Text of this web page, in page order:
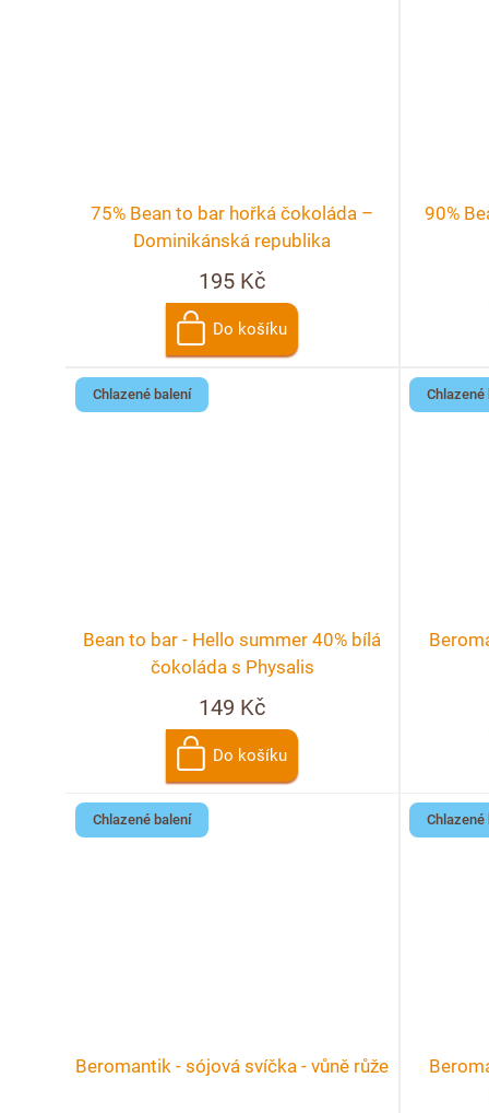
75% Bean to bar hořká čokoláda –
Dominikánská republika
195 Kč
Do košíku
90%
Chlazené balení
Bean to bar - Hello summer 40% bílá
čokoláda s Physalis
149 Kč
Do košíku
Chlazené
Chlazené balení
Beromantik - sójová svíčka - vůně růže
Chlazené